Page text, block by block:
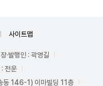
사이트맵
·발행인 : 곽영길
전운
동 146-1) 이마빌딩 11층